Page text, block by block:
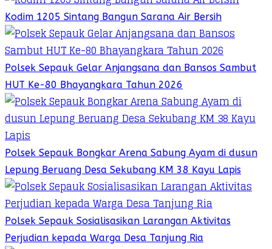
Kodim 1205 Sintang Bangun Sarana Air Bersih
Polsek Sepauk Gelar Anjangsana dan Bansos Sambut
HUT Ke-80 Bhayangkara Tahun 2026
Polsek Sepauk Bongkar Arena Sabung Ayam di dusun
Lepung Beruang Desa Sekubang KM 38 Kayu Lapis
Polsek Sepauk Sosialisasikan Larangan Aktivitas
Perjudian kepada Warga Desa Tanjung Ria